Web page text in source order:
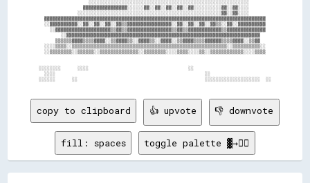
                  ░░░░░░░░░░░░░░░░░░░░░░░░░░░░░░░░░░░░░░░░░░░░░░░░░░░░░░░░░░
                ▓▓▓▓▓▓▓▓▓▓▓▓▓▓▓▓░░░░░░▓▓░░▓▓░░▓▓░░▓▓░░▓▓░░░░░░░░░░▓▓░░▓▓░░░░
              ░░░░░░░░░░░░░░░░░░░░░░░░░░░░░░░░░░░░░░░░░░░░░░░░░░░░▓▓░░▓▓░░░░
  ▓▓▓▓▓▓▓▓▓▓▓▓▓▓▓▓▓▓▓▓▓▓▓▓▓▓▓▓▓▓▓▓▓▓▓▓▓▓▓▓▓▓▓▓▓▓▓▓▓▓▓▓▓▓▓▓▓▓▓▓▓▓▓▓▓▓▓▓▓▓▓▓▓▓▓▓▓▓▓▓
  ░░▓▓▓▓▓▓▓▓▓▓░░▓▓░░▓▓░░▓▓░░▓▓▒▒▓▓▓▓▓▓▓▓▓▓▓▓▓▓▓▓░░▓▓░░▓▓░░▓▓░░▓▓▒▒░░▓▓░░▓▓▓▓▓▓▓▓▓▓
    ░░▓▓▓▓▓▓▓▓▓▓▓▓▓▓▓▓▓▓▓▓▒▒▓▓▒▒▓▓▓▓▓▓▓▓▓▓▓▓▓▓▓▓▒▒▓▓▒▒▓▓▓▓▓▓▓▓▓▓▓▓▒▒▓▓▓▓▓▓▓▓▓▓▓▓▓▓
        ░░▓▓▓▓▓▓▓▓▓▓▓▓▓▓▓▓▓▓▓▓▓▓▓▓▓▓▓▓▓▓▓▓▓▓▓▓▓▓▓▓▓▓▓▓▓▓▓▓▓▓▓▓▓▓▓▓▓▓▓▓▓▓▓▓▓▓▓▓▓▓
      ▒▒▒▒▒▒▓▓▓▓▒▒▒▒▓▓▓▓░░▒▒▓▓▓▓▒▒░░▓▓▓▓▒▒░░▓▓▓▓░░▒▒▓▓▓▓▒▒▒▒▓▓▓▓▓▓▒▒▒▒▓▓▓▓░░▒▒▓▓
  ░░░░▒▒▒▒░░▒▒▒▒▒▒▒▒▒▒▒▒▒▒▒▒▒▒▒▒▒▒▒▒▒▒▒▒▒▒▒▒▒▒▒▒▒▒▒▒▒▒▒▒▒▒▒▒▒▒▒▒▒▒▒▒░░▒▒▒▒▒▒▒▒▒▒░░
  ░░▒▒▒▒▒▒▒▒░░▒▒▒▒▒▒░░▒▒▒▒▒▒▒▒▒▒▒▒▒▒░░▒▒▒▒▒▒▒▒░░░░▒▒▒▒░░░░▒▒░░▒▒▒▒▒▒▒▒▒▒▒▒░░░░▒▒▒▒
░░░░░░░░      ░░░░                                    ░░
  ░░░░                                                      ░░
copy to clipboard 👍 upvote 👎 downvote
fill: spaces toggle palette ▓→✊🏽